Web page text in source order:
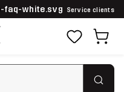
Service clients